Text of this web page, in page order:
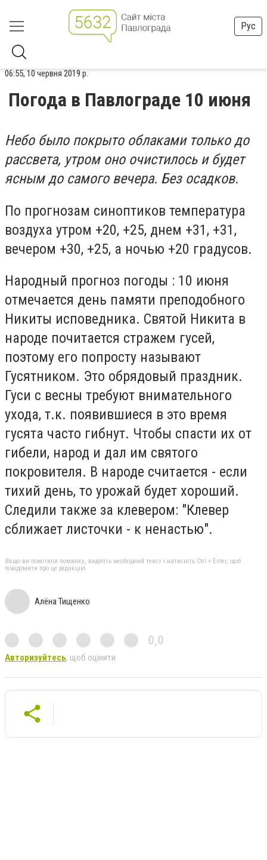
Рус
06:55, 10 червня 2019 р.
Погода в Павлограде 10 июня
Небо было покрыто облаками только до
рассвета, утром оно очистилось и будет
ясным до самого вечера. Без осадков.
По прогнозам синоптиков температура
воздуха утром +20, +25, днем +31, +31,
вечером +30, +25, а ночью +20 градусов.
Народный прогноз погоды : 10 июня
отмечается день памяти преподобного
Никиты исповедника. Святой Никита в
народе почитается стражем гусей,
поэтому его попросту называют
Гусятником. Это обрядовый праздник.
Гуси с весны требуют внимательного
ухода, т.к. появившиеся в это время
гусята часто гибнут. Чтобы спасти их от
гибели, народ и дал им святого
покровителя. В народе считается - если
тихий день, то урожай будет хороший.
Следили также за клевером: "Клевер
сближает листочки - к ненастью".
Якщо ви помітили помилку, виділіть необхідний текст і натисніть Ctrl + Enter, щоб
повідомити про це редакцію
Алёна Тищенко
0,0
Авторизуйтесь, щоб оцінити